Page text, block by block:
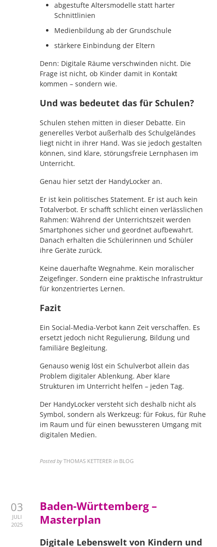
abgestufte Altersmodelle statt harter
Schnittlinien
Medienbildung ab der Grundschule
stärkere Einbindung der Eltern
Denn: Digitale Räume verschwinden nicht. Die
Frage ist nicht, ob Kinder damit in Kontakt
kommen – sondern wie.
Und was bedeutet das für Schulen?
Schulen stehen mitten in dieser Debatte. Ein
generelles Verbot außerhalb des Schulgeländes
liegt nicht in ihrer Hand. Was sie jedoch gestalten
können, sind klare, störungsfreie Lernphasen im
Unterricht.
Genau hier setzt der HandyLocker an.
Er ist kein politisches Statement. Er ist auch kein
Totalverbot. Er schafft schlicht einen verlässlichen
Rahmen: Während der Unterrichtszeit werden
Smartphones sicher und geordnet aufbewahrt.
Danach erhalten die Schülerinnen und Schüler
ihre Geräte zurück.
Keine dauerhafte Wegnahme. Kein moralischer
Zeigefinger. Sondern eine praktische Infrastruktur
für konzentriertes Lernen.
Fazit
Ein Social-Media-Verbot kann Zeit verschaffen. Es
ersetzt jedoch nicht Regulierung, Bildung und
familiäre Begleitung.
Genauso wenig löst ein Schulverbot allein das
Problem digitaler Ablenkung. Aber klare
Strukturen im Unterricht helfen – jeden Tag.
Der HandyLocker versteht sich deshalb nicht als
Symbol, sondern als Werkzeug: für Fokus, für Ruhe
im Raum und für einen bewussteren Umgang mit
digitalen Medien.
Posted by THOMAS KETTERER in BLOG
03
JULI
2025
Baden-Württemberg –
Masterplan
Digitale Lebenswelt von Kindern und